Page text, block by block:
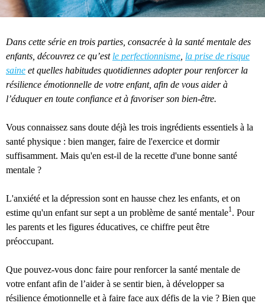
Dans cette série en trois parties, consacrée à la santé mentale des
enfants, découvrez ce qu’est le perfectionnisme la prise de risque
saine et quelles habitudes quotidiennes adopter pour renforcer la
résilience émotionnelle de votre enfant, afin de vous aider à
l’éduquer en toute confiance et à favoriser son bien-être.
Vous connaissez sans doute déjà les trois ingrédients essentiels à la
santé physique : bien manger, faire de l'exercice et dormir
suffisamment. Mais qu'en est-il de la recette d'une bonne santé
mentale ?
L'anxiété et la dépression sont en hausse chez les enfants, et on
estime qu'un enfant sur sept a un problème de santé mentale1 . Pour
les parents et les figures éducatives, ce chiffre peut être
préoccupant.
Que pouvez-vous donc faire pour renforcer la santé mentale de
votre enfant afin de l’aider à se sentir bien, à développer sa
résilience émotionnelle et à faire face aux défis de la vie ? Bien que